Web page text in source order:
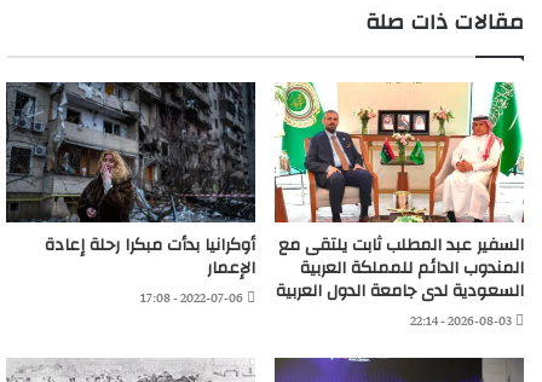
مقالات ذات صلة
السفير عبد المطلب ثابت يلتقى مع
المندوب الدائم للمملكة العربية
السعودية لدى جامعة الدول العربية
2026-08-03 - 22:14
أوكرانيا بدأت مبكرا رحلة إعادة
الإعمار
2022-07-06 - 17:08